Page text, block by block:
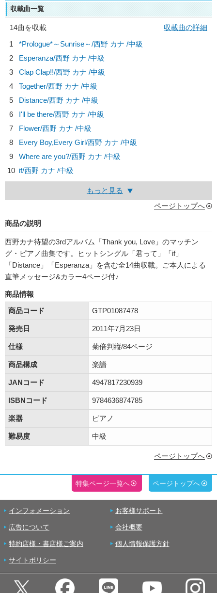
収載曲一覧
14曲を収載
収載曲の詳細
1
*Prologue*～Sunrise～/西野 カナ /中級
2
Esperanza/西野 カナ /中級
3
Clap Clap!!/西野 カナ /中級
4
Together/西野 カナ /中級
5
Distance/西野 カナ /中級
6
I'll be there/西野 カナ /中級
7
Flower/西野 カナ /中級
8
Every Boy,Every Girl/西野 カナ /中級
9
Where are you?/西野 カナ /中級
10 if/西野 カナ /中級
もっと見る
ページトップへ
商品の説明
西野カナ待望の3rdアルバム「Thank you, Love」のマッチン
グ・ピアノ曲集です。ヒットシングル「君って」「if」
「Distance」「Esperanza」を含む全14曲収載。ご本人による
直筆メッセージ&カラー4ページ付♪
商品情報
商品コード
GTP01087478
発売日 2011年7月23日
仕様 菊倍判縦/84ページ
商品構成 楽譜
JANコード 4947817230939
ISBNコード 9784636874785
楽器 ピアノ
難易度 中級
ページトップへ
特集ページ一覧へ ページトップへ
インフォメーション お客様サポート
広告について 会社概要
特約店様・書店様ご案内 個人情報保護方針
サイトポリシー